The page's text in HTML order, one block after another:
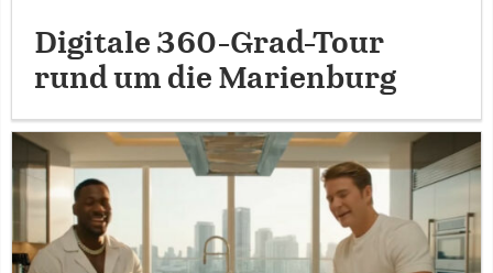
Digitale 360-Grad-Tour
rund um die Marienburg